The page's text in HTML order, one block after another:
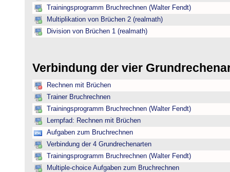
Trainingsprogramm Bruchrechnen (Walter Fendt)
Multiplikation von Brüchen 2 (realmath)
Division von Brüchen 1 (realmath)
Verbindung der vier
Rechnen mit Brüchen
Trainer Bruchrechnen
Trainingsprogramm Bruchrechnen (Walter Fendt)
Lernpfad: Rechnen mit Brüchen
Aufgaben zum Bruchrechnen
Verbindung der 4 Grundrechenarten
Trainingsprogramm Bruchrechnen (Walter Fendt)
Multiple-choice Aufgaben zum Bruchrechnen